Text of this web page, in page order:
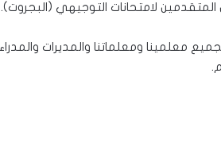
المتقدمين لامتحانات التوجيهي (البجروت).
معلمينا ومعلماتنا والمديرات